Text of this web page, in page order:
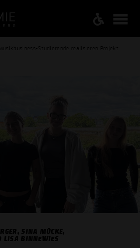
Studierende realisieren Projekt
SINA MÜCKE,
LISA BINNEWIES